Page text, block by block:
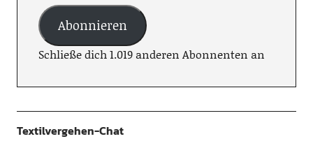
Abonnieren
Schließe dich 1.019 anderen Abonnenten an
Textilvergehen-Chat